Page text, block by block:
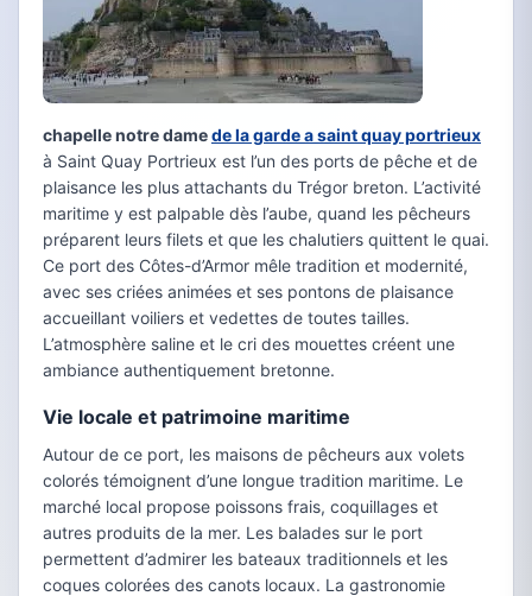
chapelle notre damede la garde a saint quay portrieux
à Saint Quay Portrieux est l’un des ports de pêche et de
plaisance les plus attachants du Trégor breton. L’activité
maritime y est palpable dès l’aube, quand les pêcheurs
préparent leurs filets et que les chalutiers quittent le quai.
Ce port des Côtes-d’Armor mêle tradition et modernité,
avec ses criées animées et ses pontons de plaisance
accueillant voiliers et vedettes de toutes tailles.
L’atmosphère saline et le cri des mouettes créent une
ambiance authentiquement bretonne.
Vie locale et patrimoine maritime
Autour de ce port, les maisons de pêcheurs aux volets
colorés témoignent d’une longue tradition maritime. Le
marché local propose poissons frais, coquillages et
autres produits de la mer. Les balades sur le port
permettent d’admirer les bateaux traditionnels et les
coques colorées des canots locaux. La gastronomie